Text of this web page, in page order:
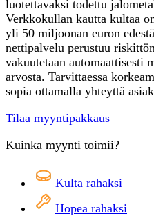
luotettavaksi todettu
Verkkokullan kautta kultaa
yli 50 miljoonan euron
nettipalvelu perustuu
vakuutetaan automaattisesti
arvosta. Tarvittaessa
sopia ottamalla yhteyttä
Tilaa myyntipakkaus
Kuinka myynti toimii?
Kulta rahaksi
Hopea rahaksi